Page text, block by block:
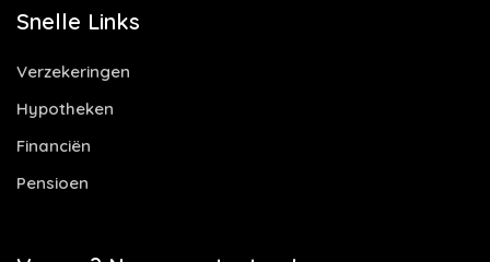
Snelle Links
Verzekeringen
Hypotheken
Financiën
Pensioen